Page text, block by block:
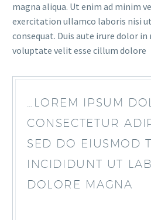
magna aliqua. Ut enim ad minim
exercitation ullamco laboris nisi
consequat. Duis aute irure dolor
voluptate velit esse cillum dolore
…LOREM IPSUM
CONSECTETUR
SED DO EIUSMOD
INCIDIDUNT UT
DOLORE MAGNA